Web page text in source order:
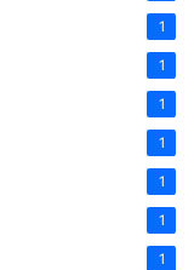
1
1
1
1
1
1
1